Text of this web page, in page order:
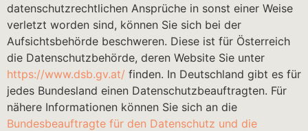
datenschutzrechtlichen Ansprüche in sonst einer Weise
verletzt worden sind, können Sie sich bei der
Aufsichtsbehörde beschweren. Diese ist für Österreich
die Datenschutzbehörde, deren Website Sie unter
https://www.dsb.gv.at/ finden. In Deutschland gibt es für
jedes Bundesland einen Datenschutzbeauftragten. Für
nähere Informationen können Sie sich an die
Bundesbeauftragte für den Datenschutz und die